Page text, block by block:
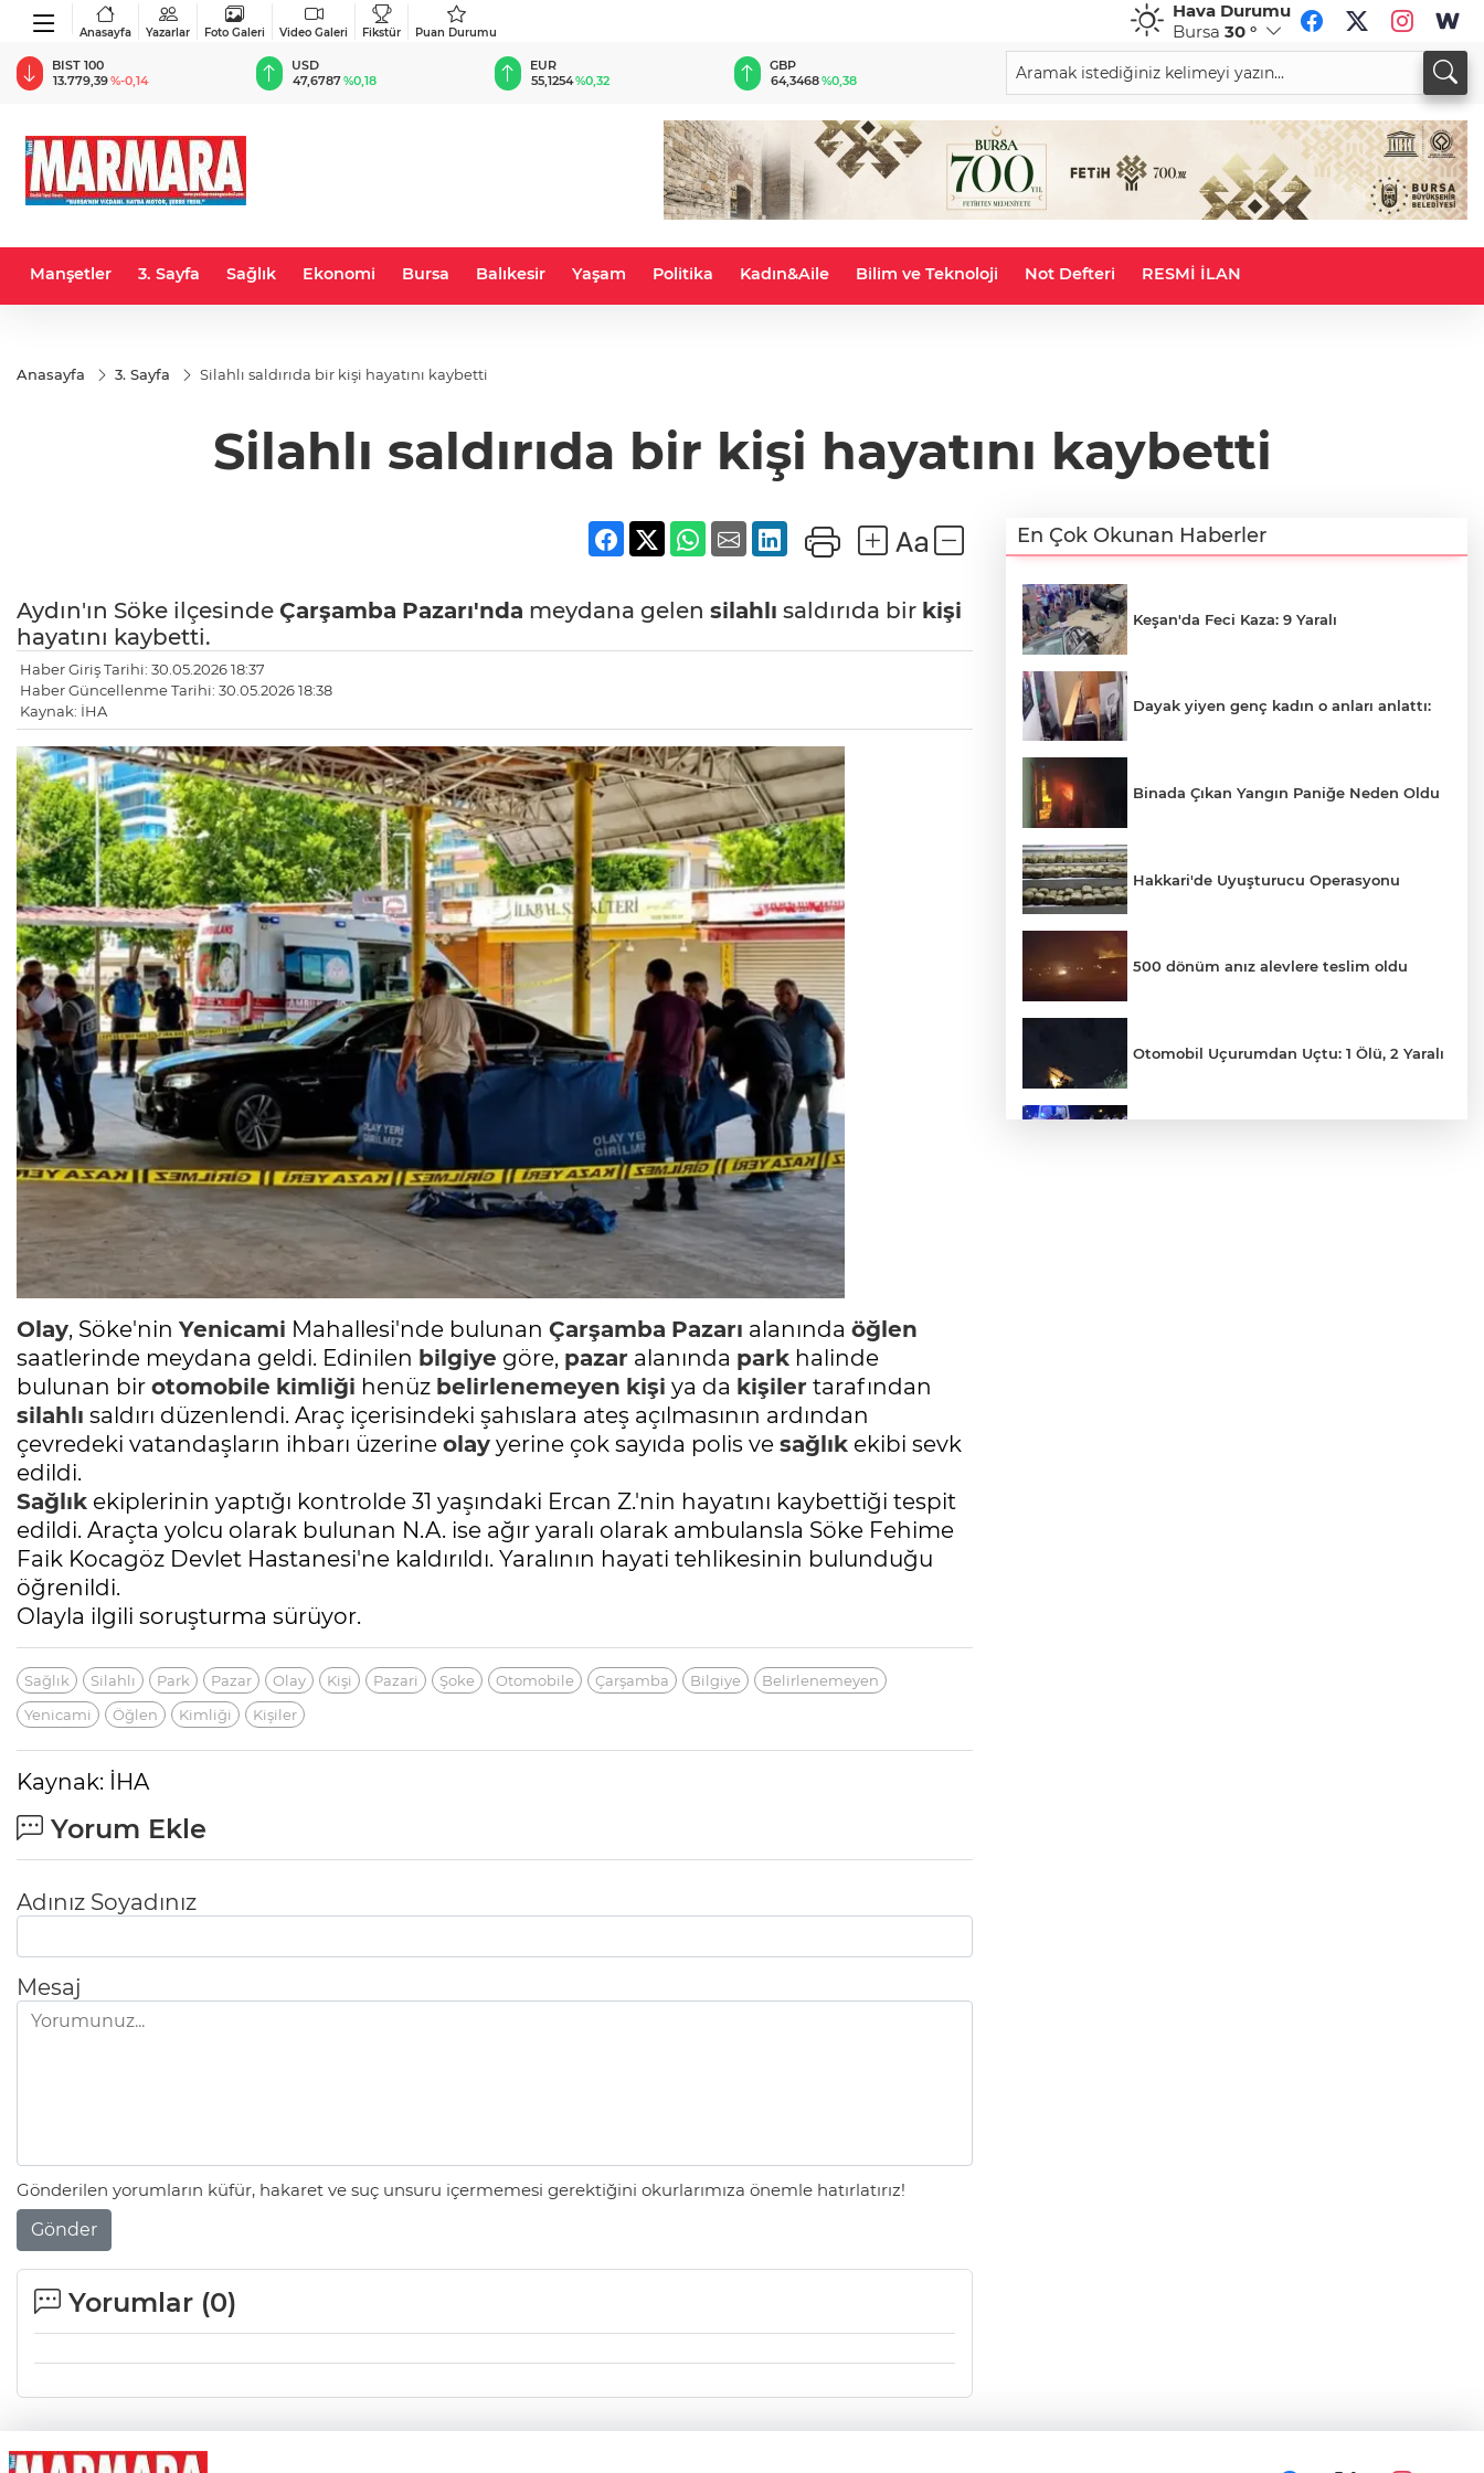
Anasayfa Yazarlar Foto Galeri Video Galeri Fikstür Puan Durumu
Hava Durumu
Bursa 30 °
BIST 100
13.779,39%-0,14
USD
47,6787%0,18
EUR
55,1254%0,32
GBP
64,3468%0,38
CHF
59,0083%0,82
34,1883
Manşetler 3. Sayfa Sağlık Ekonomi Bursa Balıkesir Yaşam Politika Kadın&Aile Bilim ve Teknoloji Not Defteri RESMİ İLAN
Anasayfa 3. Sayfa Silahlı saldırıda bir kişi hayatını kaybetti
Silahlı saldırıda bir kişi hayatını kaybetti
Aydın'ın Söke ilçesinde Çarşamba Pazarı'nda meydana gelen silahlı saldırıda bir kişi
hayatını kaybetti.
Haber Giriş Tarihi: 30.05.2026 18:37
Haber Güncellenme Tarihi: 30.05.2026 18:38
Kaynak: İHA
Olay, Söke'nin Yenicami Mahallesi'nde bulunan Çarşamba Pazarı alanında öğlen
saatlerinde meydana geldi. Edinilen bilgiye göre, pazar alanında park halinde
bulunan bir otomobile kimliği henüz belirlenemeyen kişi ya da kişiler tarafından
silahlı saldırı düzenlendi. Araç içerisindeki şahıslara ateş açılmasının ardından
çevredeki vatandaşların ihbarı üzerine olay yerine çok sayıda polis ve sağlık ekibi sevk
edildi.
Sağlık ekiplerinin yaptığı kontrolde 31 yaşındaki Ercan Z.'nin hayatını kaybettiği tespit
edildi. Araçta yolcu olarak bulunan N.A. ise ağır yaralı olarak ambulansla Söke Fehime
Faik Kocagöz Devlet Hastanesi'ne kaldırıldı. Yaralının hayati tehlikesinin bulunduğu
öğrenildi.
Olayla ilgili soruşturma sürüyor.
Sağlık Silahlı Park Pazar Olay Kişi Pazari Şoke Otomobile Çarşamba Bilgiye
Belirlenemeyen
Yenicami
Öğlen Kimliği Kişiler
Kaynak: İHA
Yorum Ekle
Adınız Soyadınız
Mesaj
Gönderilen yorumların küfür, hakaret ve suç unsuru içermemesi gerektiğini okurlarımıza önemle hatırlatırız!
Gönder
Yorumlar (0)
En Çok Okunan Haberler
Keşan'da Feci Kaza: 9 Yaralı
Dayak yiyen genç kadın o anları anlattı:
Binada Çıkan Yangın Paniğe Neden Oldu
Hakkari'de Uyuşturucu Operasyonu
500 dönüm anız alevlere teslim oldu
Otomobil Uçurumdan Uçtu: 1 Ölü, 2 Yaralı